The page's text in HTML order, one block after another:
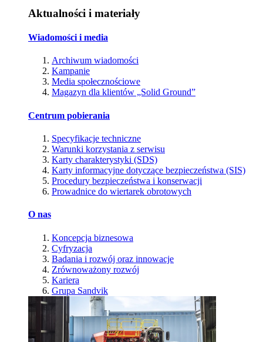
Aktualności i materiały
Wiadomości i media
Archiwum wiadomości
Kampanie
Media społecznościowe
Magazyn dla klientów „Solid Ground”
Centrum pobierania
Specyfikacje techniczne
Warunki korzystania z serwisu
Karty charakterystyki (SDS)
Karty informacyjne dotyczące bezpieczeństwa (SIS)
Procedury bezpieczeństwa i konserwacji
Prowadnice do wiertarek obrotowych
O nas
Koncepcja biznesowa
Cyfryzacja
Badania i rozwój oraz innowacje
Zrównoważony rozwój
Kariera
Grupa Sandvik